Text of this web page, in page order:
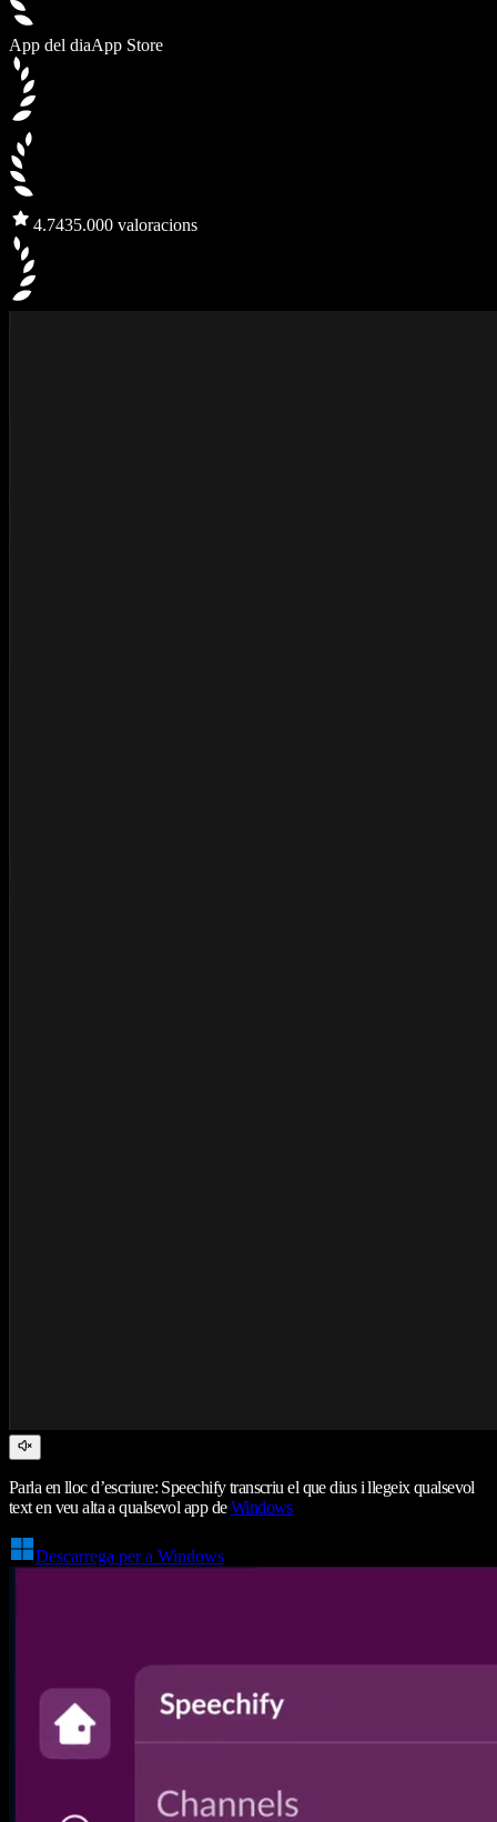
App del diaApp Store
4.7435.000 valoracions
Parla en lloc d’escriure: Speechify transcriu el que dius i llegeix qualsevol
text en veu alta a qualsevol app deWindows
Descarrega per a Windows